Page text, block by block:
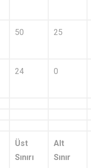
50 25
24 0
Üst
Sınırı
Alt
Sınır